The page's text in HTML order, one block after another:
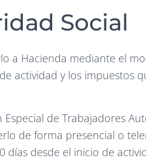
Social
a Hacienda mediante el
actividad y los impuestos
de Trabajadores
de forma presencial o
días desde el inicio de